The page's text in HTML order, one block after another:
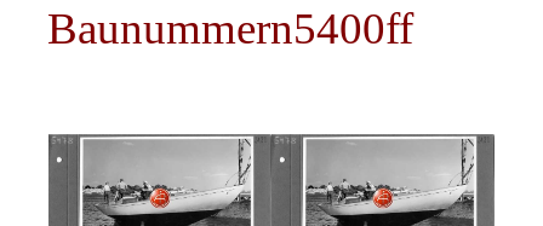
Baunummern5400ff